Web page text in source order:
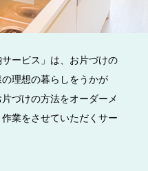
ービス」は、お片づけの
理想の暮らしをうかが
づけの方法をオーダーメ
業をさせていただくサー